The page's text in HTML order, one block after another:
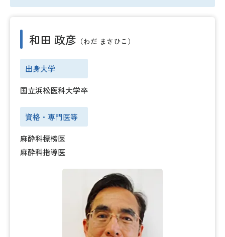
和田 政彦 （わだ まさひこ）
出身大学
国立浜松医科大学卒
資格・専門医等
麻酔科標榜医
麻酔科指導医